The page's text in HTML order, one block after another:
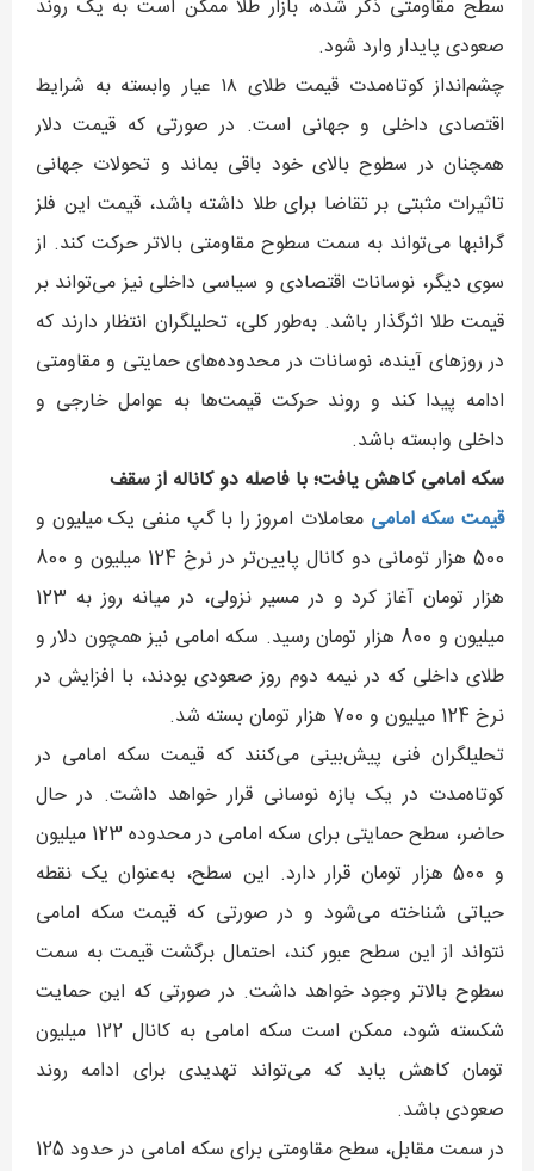
سطح مقاومتی ذکر شده، بازار طلا ممکن است به یک روند
صعودی پایدار وارد شود.
چشم‌انداز کوتاه‌مدت قیمت طلای ۱۸ عیار وابسته به شرایط
اقتصادی داخلی و جهانی است. در صورتی که قیمت دلار
همچنان در سطوح بالای خود باقی بماند و تحولات جهانی
تاثیرات مثبتی بر تقاضا برای طلا داشته باشد، قیمت این فلز
گرانبها می‌تواند به سمت سطوح مقاومتی بالاتر حرکت کند. از
سوی دیگر، نوسانات اقتصادی و سیاسی داخلی نیز می‌تواند بر
قیمت طلا اثرگذار باشد. به‌طور کلی، تحلیلگران انتظار دارند که
در روزهای آینده، نوسانات در محدوده‌های حمایتی و مقاومتی
ادامه پیدا کند و روند حرکت قیمت‌ها به عوامل خارجی و
داخلی وابسته باشد.
سکه امامی کاهش یافت؛ با فاصله دو کاناله از سقف
قیمت سکه امامی معاملات امروز را با گپ منفی یک میلیون و
500 هزار تومانی دو کانال پایین‌تر در نرخ 124 میلیون و 800
هزار تومان آغاز کرد و در مسیر نزولی، در میانه روز به 123
میلیون و 800 هزار تومان رسید. سکه امامی نیز همچون دلار و
طلای داخلی که در نیمه دوم روز صعودی بودند، با افزایش در
نرخ 124 میلیون و 700 هزار تومان بسته شد.
تحلیلگران فنی پیش‌بینی می‌کنند که قیمت سکه امامی در
کوتاه‌مدت در یک بازه نوسانی قرار خواهد داشت. در حال
حاضر، سطح حمایتی برای سکه امامی در محدوده 123 میلیون
و 500 هزار تومان قرار دارد. این سطح، به‌عنوان یک نقطه
حیاتی شناخته می‌شود و در صورتی که قیمت سکه امامی
نتواند از این سطح عبور کند، احتمال برگشت قیمت به سمت
سطوح بالاتر وجود خواهد داشت. در صورتی که این حمایت
شکسته شود، ممکن است سکه امامی به کانال 122 میلیون
تومان کاهش یابد که می‌تواند تهدیدی برای ادامه روند
صعودی باشد.
در سمت مقابل، سطح مقاومتی برای سکه امامی در حدود 125